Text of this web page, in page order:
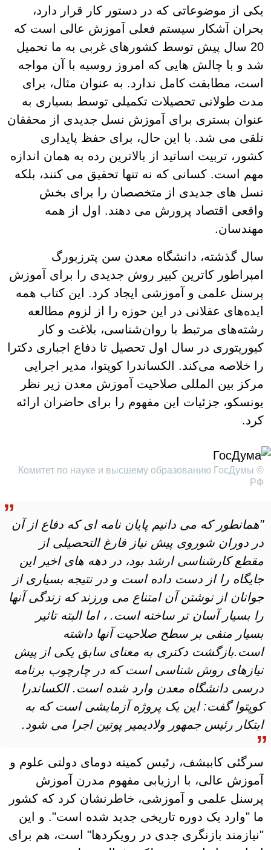
یکی از موضوعاتی که در دستور کار قرار دارد،
بحران آشکار سیستم فعلی آموزش عالی است که
20 سال پیش توسط کشورهای غربی به ما تحمیل
شد و با چالش هایی که امروز روسیه با آن مواجه
است، مطابقت کامل ندارد. به عنوان مثال، برای
مدت طولانی تحصیلات تکمیلی توسط بسیاری به
عنوان بستری برای آموزش نسل جدیدی از محققان
تلقی می شد. با این حال، برای حفظ پایداری
کشور، تربیت اساتید از بالاترین رده به همان اندازه
مهم است. کسانی که نه تنها تحقیق می کنند، بلکه
نسل های جدیدی از متخصصان را برای بخش
واقعی اقتصاد پرورش می دهند. اول از همه
مهندسان.
سال گذشته، دانشگاه معدن سن پترزبورگ
امپراطور کاترین کبیر روش جدیدی را برای آموزش
پرسنل علمی و آموزشی ایجاد کرد. این کتاب همه
ایده‌های عقلانی در این حوزه را از لزوم مطالعه
رشته‌های مرتبط با روان‌شناسی، بلاغت و کار
کیوریتوری در سال اول تحصیل تا دفاع اجباری دکترا
را خلاصه می‌کند. الکساندرا کوپتوا، مدیر اجرایی
مرکز بین المللی صلاحیت آموزش معدن زیر نظر
یونسکو، جزئیات این مفهوم را برای حاضران ارائه
کرد.
© Комитет по науке и высшему образованию ГосДумы
РФ
"همانطور که می دانیم پایان نامه ای که دفاع از آن
در دوران شوروی پیش نیاز فارغ التحصیلی از
مقطع کارشناسی ارشد بود، در دهه های اخیر این
جایگاه را از دست داده است و در نتیجه بسیاری از
جوانان از نوشتن آن امتناع می ورزند که زندگی آنها
را بسیار آسان تر ساخته است. ، اما البته تاثیر
بسیار منفی بر سطح صلاحیت آنها داشته
است.بازگشت دکتری به معنای سابق یکی از پیش
نیازهای روش شناسی است که در چارچوب برنامه
درسی دانشگاه معدن وارد شده است. الکساندرا
کوپتوا گفت: این یک پروژه آزمایشی است که به
ابتکار رئیس جمهور ولادیمیر پوتین اجرا می شود.
سرگئی کابیشف، رئیس کمیته دومای دولتی علوم و
آموزش عالی، با ارزیابی مفهوم مدرن آموزش
پرسنل علمی و آموزشی، خاطرنشان کرد که کشور
ما "وارد یک دوره تاریخی جدید شده است". و این
"نیازمند بازنگری جدی در رویکردها" است، هم برای